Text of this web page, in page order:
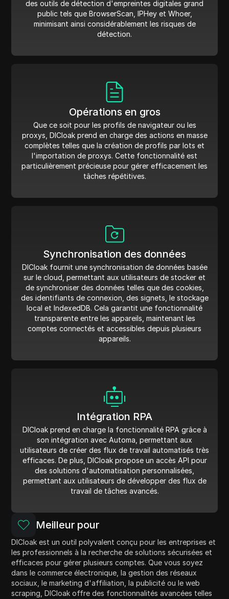
des outils de détection d'empreintes digitales grand
public tels que BrowserScan, IPHey et Whoer,
minimisant ainsi considérablement les risques de
détection.
Opérations en gros
Que ce soit pour les profils de navigateur ou les
proxys, DICloak prend en charge des actions en masse
complètes telles que la création de profils par lots et
l'importation de proxys. Cette fonctionnalité est
particulièrement précieuse pour gérer efficacement les
tâches répétitives.
Synchronisation des données
DICloak fournit une synchronisation de données basée
sur le cloud, permettant aux utilisateurs de stocker et
de synchroniser des données telles que des cookies,
des identifiants de connexion, des signets, le stockage
local et IndexedDB. Cela garantit une fonctionnalité
transparente entre les appareils, maintenant les
comptes connectés et accessibles depuis plusieurs
appareils.
Intégration RPA
DICloak prend en charge la fonctionnalité RPA grâce à
son intégration avec Automa, permettant aux
utilisateurs de créer des flux de travail automatisés très
efficaces. De plus, DICloak propose un accès API pour
des solutions d'automatisation personnalisées,
permettant aux utilisateurs de développer des flux de
travail de tâches avancés.
Meilleur pour
DICloak est un outil polyvalent conçu pour les entreprises et
les professionnels à la recherche de solutions sécurisées et
efficaces pour gérer plusieurs comptes. Que vous soyez
dans le commerce électronique, la gestion des réseaux
sociaux, le marketing d'affiliation, la publicité ou le web
scraping, DICloak offre des fonctionnalités avancées telles